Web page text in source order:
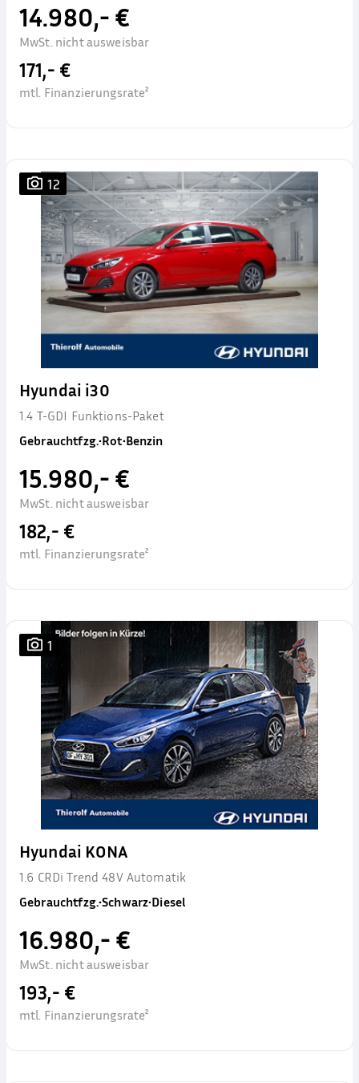
14.980,- €
MwSt. nicht ausweisbar
171,- €
mtl. Finanzierungsrate²
12
Hyundai i30
1.4 T-GDI Funktions-Paket
Gebrauchtfzg.•Rot•Benzin
15.980,- €
MwSt. nicht ausweisbar
182,- €
mtl. Finanzierungsrate²
1
Hyundai KONA
1.6 CRDi Trend 48V Automatik
Gebrauchtfzg.•Schwarz•Diesel
16.980,- €
MwSt. nicht ausweisbar
193,- €
mtl. Finanzierungsrate²